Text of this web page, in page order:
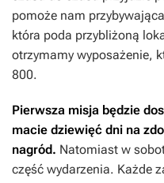
pomoże nam
która poda przybliżoną
otrzymamy wyposażenie,
800.
Pierwsza misja będzie
macie dziewięć dni na
nagród. Natomiast w
część wydarzenia. Każde